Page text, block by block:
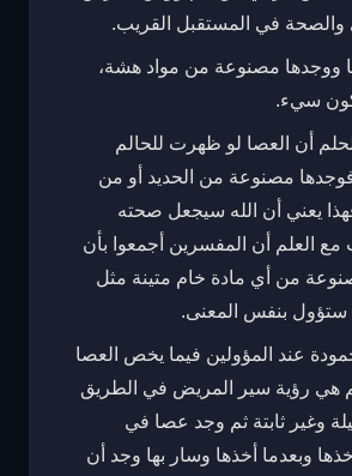
في المستقبل القريب.
ووجدها مصنوعة من مواد هشة،
سيء.
أن العصا لو ظهرت للحالم
مصنوعة من الحديد أو من
يعني أن الله سيجعل صحته
العلم أن المفسرين أجمعوا بأن
من أي مادة خام متينة مثل
ستؤول بنفس المعنى.
عند المؤولين فيما يخص العصا
هي رؤية سير المريض في الطريق
وغير ثابتة ثم وجد عصا في
وبعدما أخذها وسار بها وجد أن